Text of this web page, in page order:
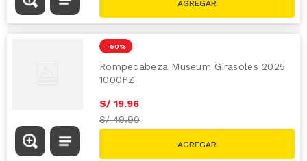
-60 %
Rompecabeza Museum Girasoles 2025
1000PZ
S/ 19.96
S/49.90